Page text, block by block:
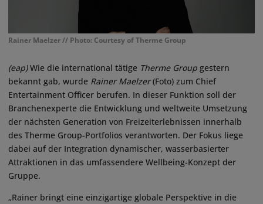
Rainer Maelzer // Photo: Courtesy of Therme Group
(eap)Wie die international tätige Therme Group gestern
bekannt gab, wurde Rainer Maelzer(Foto) zum Chief
Entertainment Officer berufen. In dieser Funktion soll der
Branchenexperte die Entwicklung und weltweite Umsetzung
der nächsten Generation von Freizeiterlebnissen innerhalb
des Therme Group-Portfolios verantworten. Der Fokus liege
dabei auf der Integration dynamischer, wasserbasierter
Attraktionen in das umfassendere Wellbeing-Konzept der
Gruppe.
„Rainer bringt eine einzigartige globale Perspektive in die